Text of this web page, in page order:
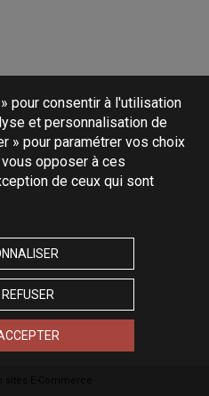
pour consentir à l'utilisation
et personnalisation de
» pour paramétrer vos choix
opposer à ces
de ceux qui sont